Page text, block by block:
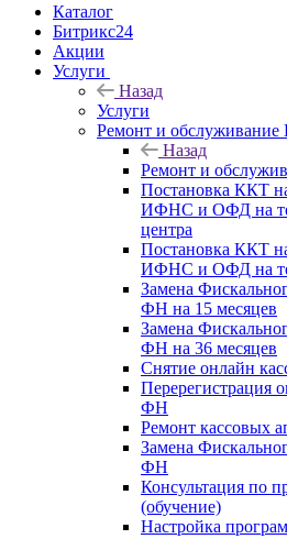
Каталог
Битрикс24
Акции
Услуги
Назад
Услуги
Ремонт и
Назад
Ремонт и
Постановка ККТ
ИФНС и ОФД на
центра
Постановка ККТ
ИФНС и ОФД на
Замена
ФН на 15 месяцев
Замена
ФН на 36 месяцев
Снятие онлайн
Перерегистрация
ФН
Ремонт кассовых
Замена
ФН
Консультация по
(обучение)
Настройка